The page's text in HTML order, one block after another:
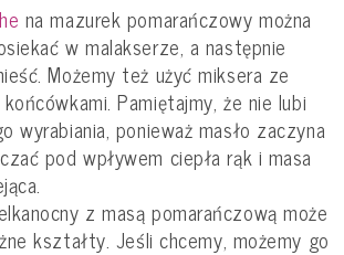
na mazurek pomarańczowy można
w malakserze, a następnie
Możemy też użyć miksera ze
Pamiętajmy, że nie lubi
wyrabiania, ponieważ masło zaczyna
pod wpływem ciepła rąk i masa
z masą pomarańczową może
kształty. Jeśli chcemy, możemy go